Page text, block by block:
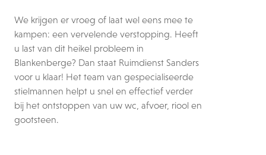
We krijgen er vroeg of laat wel eens mee te
kampen: een vervelende verstopping. Heeft
u last van dit heikel probleem in
Blankenberge? Dan staat Ruimdienst Sanders
voor u klaar! Het team van gespecialiseerde
stielmannen helpt u snel en effectief verder
bij het ontstoppen van uw wc, afvoer, riool en
gootsteen.